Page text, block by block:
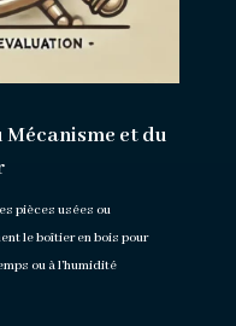
et du
pièces usées ou
le boîtier en bois pour
ou à l’humidité